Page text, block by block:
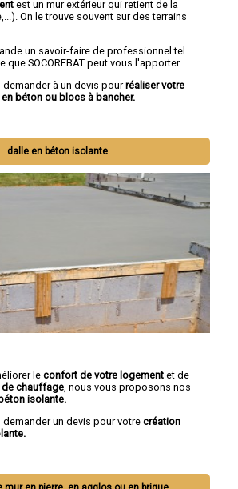
est un mur extérieur qui retient de la
On le trouve souvent sur des terrains
un savoir-faire de professionnel tel
que SOCOREBAT peut vous l'apporter.
à un devis pourréaliser votre
béton ou blocs à bancher.
dalle en béton isolante
le confort de votre logement et de
chauffage, nous vous proposons nos
isolante.
un devis pour votre création